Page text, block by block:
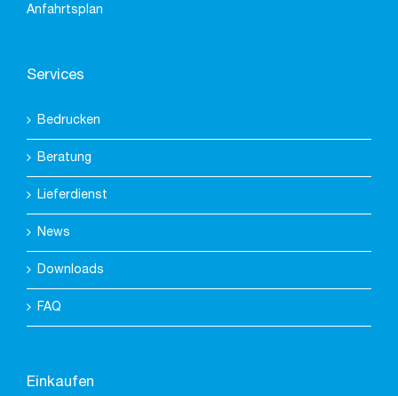
Anfahrtsplan
Services
Bedrucken
Beratung
Lieferdienst
News
Downloads
FAQ
Einkaufen